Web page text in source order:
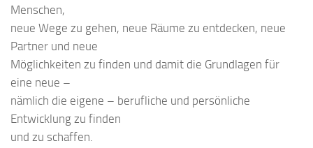
Menschen,
neue Wege zu gehen, neue Räume zu entdecken, neue
Partner und neue
Möglichkeiten zu finden und damit die Grundlagen für
eine neue –
nämlich die eigene – berufliche und persönliche
Entwicklung zu finden
und zu schaffen.